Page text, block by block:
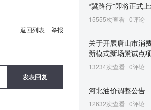
返回列表 举报
发表回复
“冀路行”即将正式上
15555次查看 0评论
关于开展唐山市消
新模式新场景试点
13234次查看 0评论
河北油价调整公告
12632次查看 0评论